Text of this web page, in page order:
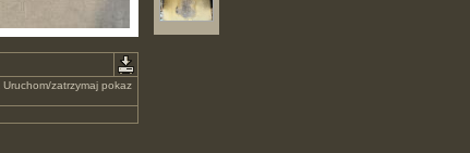
Uruchom/zatrzymaj pokaz